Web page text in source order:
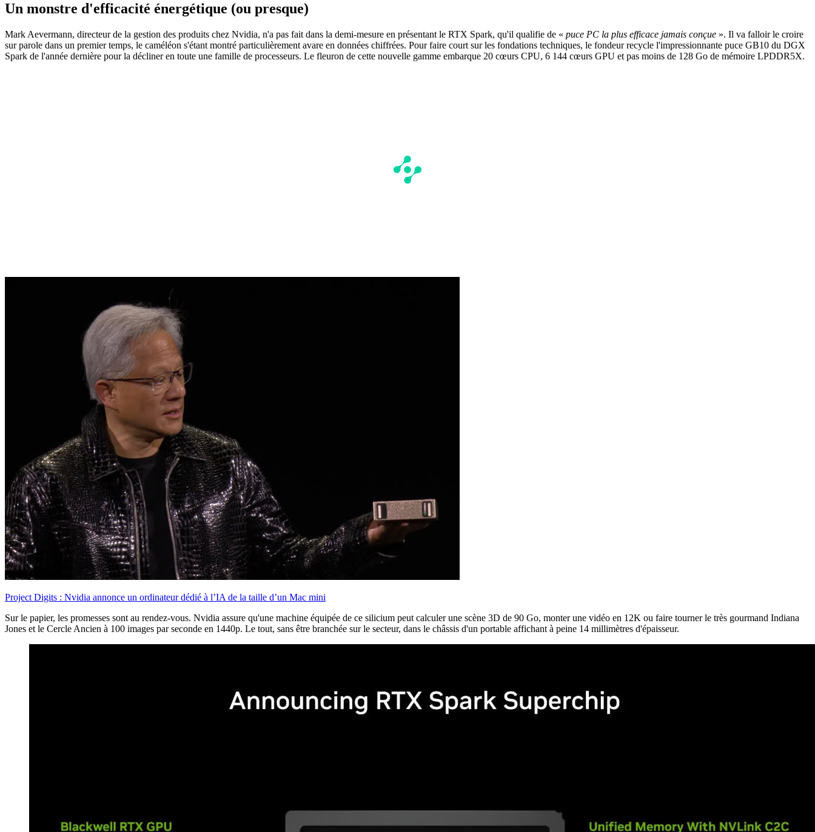
Un monstre d'efficacité énergétique (ou presque)
Mark Aevermann, directeur de la gestion des produits chez Nvidia, n'a pas fait dans la demi-mesure en présentant le RTX Spark, qu'il qualifie de « puce PC la plus efficace jamais conçue ». Il va falloir le croire
sur parole dans un premier temps, le caméléon s'étant montré particulièrement avare en données chiffrées. Pour faire court sur les fondations techniques, le fondeur recycle l'impressionnante puce GB10 du DGX
Spark de l'année dernière pour la décliner en toute une famille de processeurs. Le fleuron de cette nouvelle gamme embarque 20 cœurs CPU, 6 144 cœurs GPU et pas moins de 128 Go de mémoire LPDDR5X.
Project Digits : Nvidia annonce un ordinateur dédié à l’IA de la taille d’un Mac mini
Sur le papier, les promesses sont au rendez-vous. Nvidia assure qu'une machine équipée de ce silicium peut calculer une scène 3D de 90 Go, monter une vidéo en 12K ou faire tourner le très gourmand Indiana
Jones et le Cercle Ancien à 100 images par seconde en 1440p. Le tout, sans être branchée sur le secteur, dans le châssis d'un portable affichant à peine 14 millimètres d'épaisseur.